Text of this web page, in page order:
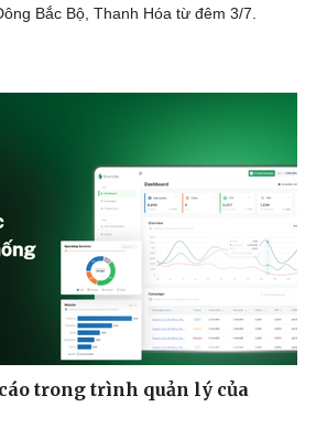
Bắc Bộ, Thanh Hóa từ đêm 3/7.
trong trình quản lý của